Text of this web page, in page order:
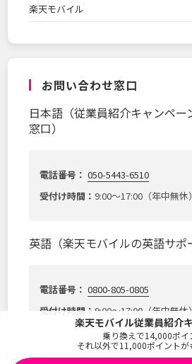
楽天モバイル
お問い合わせ窓口
日本語（従業員紹介キャンペー
窓口）
電話番号： 050-5443-6510
受付け時間：9:00～17:00（年中無休）
英語（楽天モバイルの英語サポ
電話番号： 0800-805-0805
受付け時間：9:00～17:00（年中無休）
楽天モバイル従業員紹介
乗り換えで14,000ポイ
それ以外で11,000ポイントが